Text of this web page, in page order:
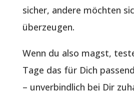
sicher, andere möchten
überzeugen.
Wenn du also magst,
Tage das für Dich
– unverbindlich bei Dir